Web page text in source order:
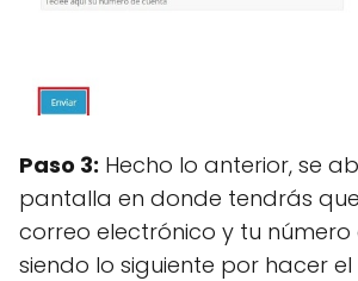
Paso 3: Hecho lo anterior, se
pantalla en donde tendrás
correo electrónico y tu número
siendo lo siguiente por hacer